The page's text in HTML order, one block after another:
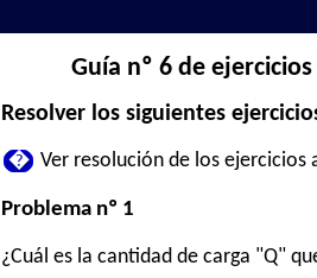
Guía nº 6 de
Resolver los siguientes
� Ver resolución de los ejercicios
Problema nº 1
¿Cuál es la cantidad de carga "Q"